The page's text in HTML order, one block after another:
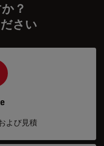
？
さい
よび見積